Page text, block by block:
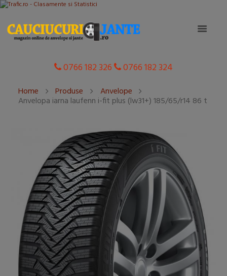
0766 182 326 0766 182 324
Home Produse Anvelope
Anvelopa iarna laufenn i-fit plus (lw31+) 185/65/r14 86 t